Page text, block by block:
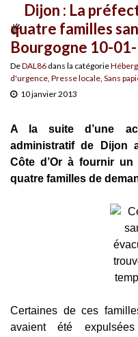
Dijon : La
quatre familles
Bourgogne 10-
DeDAL86 dans la catégorie
d'urgence, Presse locale, Sans
10 janvier 2013
A la suite d’une
administratif de Dijon
Côte d’Or à fournir
quatre familles de
Certaines de ces
avaient été